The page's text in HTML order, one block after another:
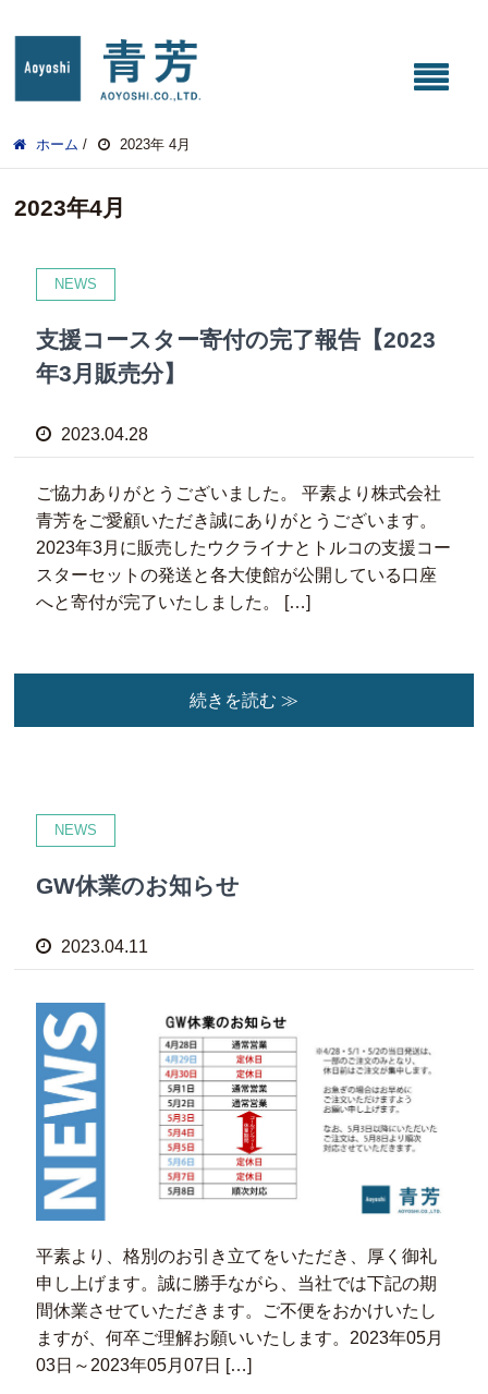
ホーム / 2023年 4月
2023年4月
NEWS
支援コースター寄付の完了報告【2023
年3月販売分】
2023.04.28
ご協力ありがとうございました。 平素より株式会社
青芳をご愛顧いただき誠にありがとうございます。
2023年3月に販売したウクライナとトルコの支援コー
スターセットの発送と各大使館が公開している口座
へと寄付が完了いたしました。 […]
続きを読む ≫
NEWS
GW休業のお知らせ
2023.04.11
平素より、格別のお引き立てをいただき、厚く御礼
申し上げます。誠に勝手ながら、当社では下記の期
間休業させていただきます。ご不便をおかけいたし
ますが、何卒ご理解お願いいたします。2023年05月
03日～2023年05月07日 […]